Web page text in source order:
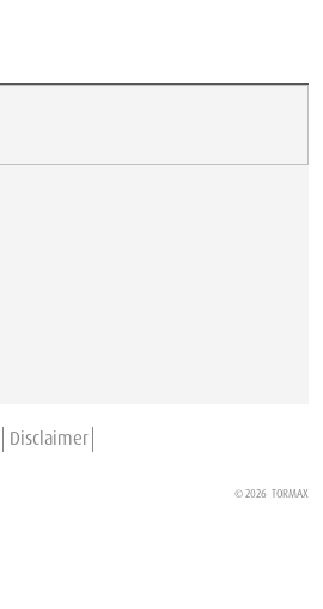
Disclaimer
© 2026 TORMAX